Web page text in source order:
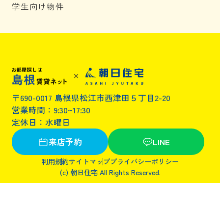
学生向け物件
〒690-0017 島根県松江市西津田５丁目2-20
営業時間：9:30~17:30
定休日：水曜日
来店予約
LINE
利用規約サイトマッププライバシーポリシー
(c) 朝日住宅 All Rights Reserved.